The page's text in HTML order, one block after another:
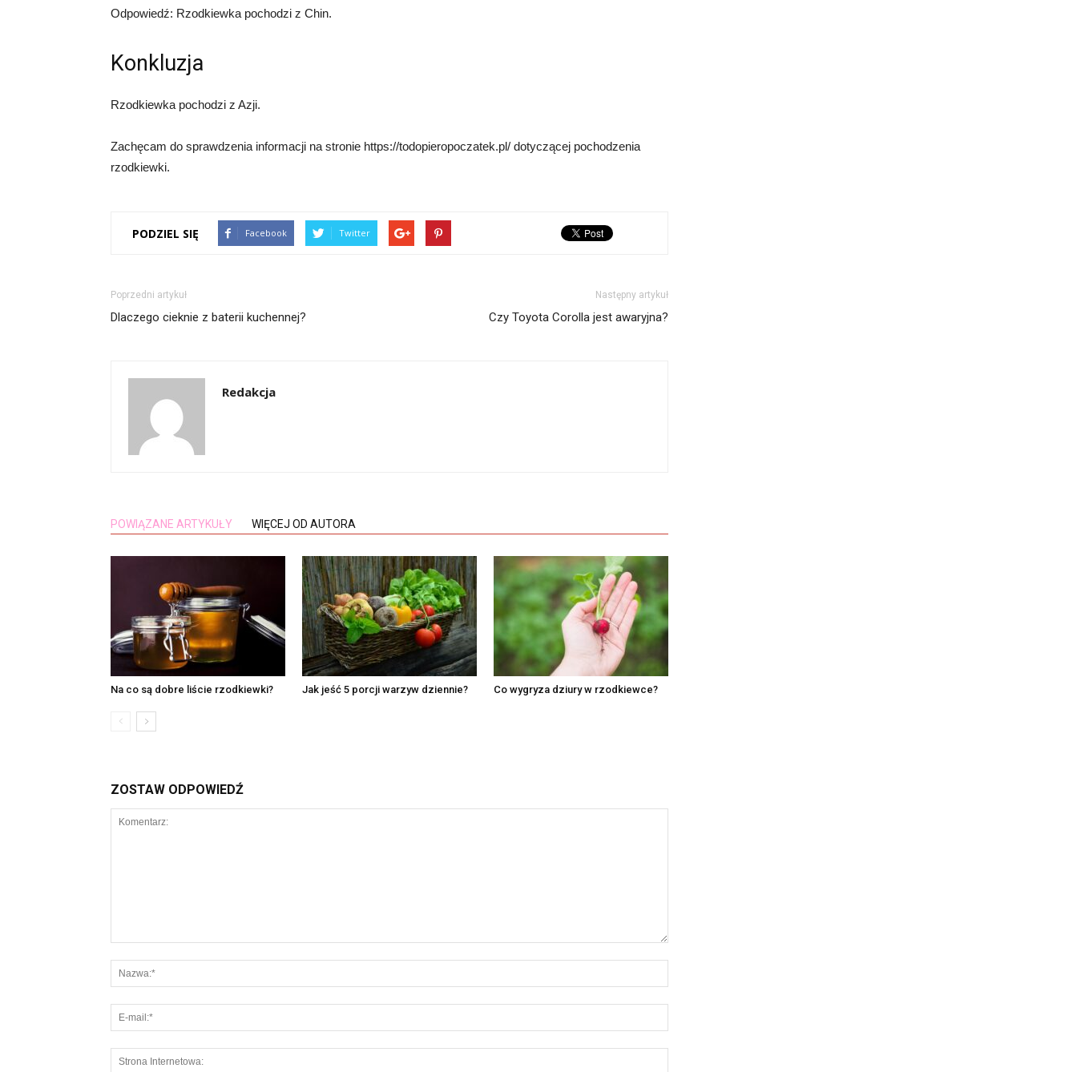
Odpowiedź: Rzodkiewka pochodzi z Chin.
Konkluzja
Rzodkiewka pochodzi z Azji.
Zachęcam do sprawdzenia informacji na stronie https://todopieropoczatek.pl/ dotyczącej pochodzenia
rzodkiewki.
PODZIEL SIĘ Facebook Twitter
Poprzedni artykuł
Dlaczego cieknie z baterii kuchennej?
Następny artykuł
Czy Toyota Corolla jest awaryjna?
Redakcja
POWIĄZANE ARTYKUŁY WIĘCEJ OD AUTORA
Na co są dobre liście rzodkiewki? Jak jeść 5 porcji warzyw dziennie? Co wygryza dziury w rzodkiewce?
ZOSTAW ODPOWIEDŹ